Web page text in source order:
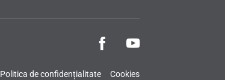
Politica de confidențialitate Cookies